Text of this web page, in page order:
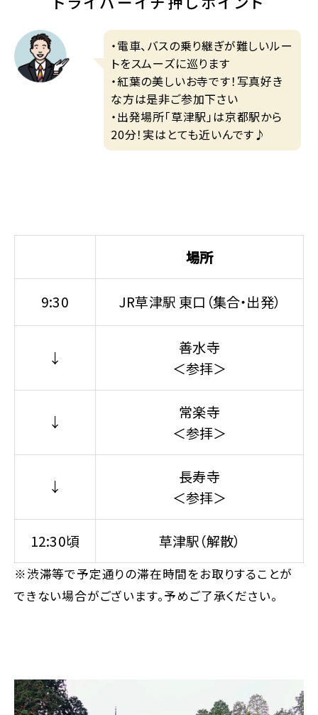
・電車、バスの乗り継ぎが難しいルー
トをスムーズに巡ります
・紅葉の美しいお寺です！写真好き
な方は是非ご参加下さい
・出発場所「草津駅」は京都駅から
20分！実はとても近いんです♪
場所
9:30 JR草津駅 東口（集合・出発）
↓
善水寺
＜参拝＞
↓
常楽寺
＜参拝＞
↓
長寿寺
＜参拝＞
12:30頃 草津駅（解散）
※渋滞等で予定通りの滞在時間をお取りすることが
できない場合がございます。予めご了承ください。